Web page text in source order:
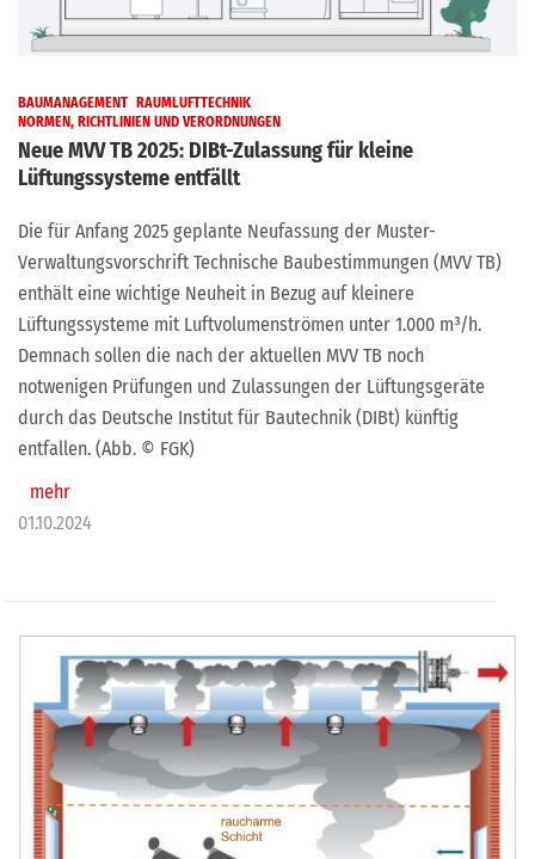
BAUMANAGEMENT
RAUMLUFTTECHNIK
NORMEN, RICHTLINIEN UND VERORDNUNGEN
Neue MVV TB 2025: DIBt-Zulassung für kleine
Lüftungssysteme entfällt
Die für Anfang 2025 geplante Neufassung der Muster-
Verwaltungsvorschrift Technische Baubestimmungen (MVV TB)
enthält eine wichtige Neuheit in Bezug auf kleinere
Lüftungssysteme mit Luftvolumenströmen unter 1.000 m³/h.
Demnach sollen die nach der aktuellen MVV TB noch
notwenigen Prüfungen und Zulassungen der Lüftungsgeräte
durch das Deutsche Institut für Bautechnik (DIBt) künftig
entfallen. (Abb. © FGK)
mehr
01.10.2024